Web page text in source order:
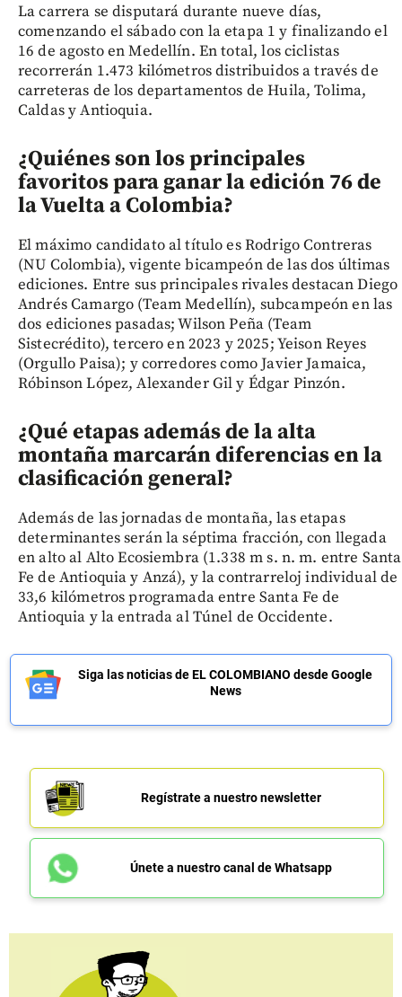
La carrera se disputará durante nueve días,
comenzando el sábado con la etapa 1 y finalizando el
16 de agosto en Medellín. En total, los ciclistas
recorrerán 1.473 kilómetros distribuidos a través de
carreteras de los departamentos de Huila, Tolima,
Caldas y Antioquia.
¿Quiénes son los principales
favoritos para ganar la edición 76 de
la Vuelta a Colombia?
El máximo candidato al título es Rodrigo Contreras
(NU Colombia), vigente bicampeón de las dos últimas
ediciones. Entre sus principales rivales destacan Diego
Andrés Camargo (Team Medellín), subcampeón en las
dos ediciones pasadas; Wilson Peña (Team
Sistecrédito), tercero en 2023 y 2025; Yeison Reyes
(Orgullo Paisa); y corredores como Javier Jamaica,
Róbinson López, Alexander Gil y Édgar Pinzón.
¿Qué etapas además de la alta
montaña marcarán diferencias en la
clasificación general?
Además de las jornadas de montaña, las etapas
determinantes serán la séptima fracción, con llegada
en alto al Alto Ecosiembra (1.338 m s. n. m. entre Santa
Fe de Antioquia y Anzá), y la contrarreloj individual de
33,6 kilómetros programada entre Santa Fe de
Antioquia y la entrada al Túnel de Occidente.
Siga las noticias de EL COLOMBIANO desde Google
News
Regístrate a nuestro newsletter
Únete a nuestro canal de Whatsapp